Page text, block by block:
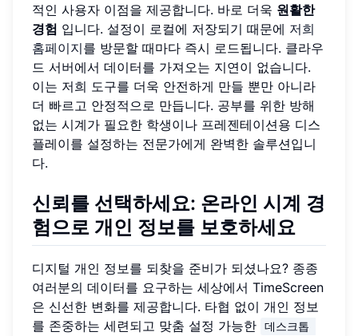
적인 사용자 이점을 제공합니다. 바로 더욱 원활한
경험 입니다. 설정이 로컬에 저장되기 때문에 저희
홈페이지를 방문할 때마다 즉시 로드됩니다. 클라우
드 서버에서 데이터를 가져오는 지연이 없습니다.
이는 저희 도구를 더욱 안전하게 만들 뿐만 아니라
더 빠르고 안정적으로 만듭니다. 공부를 위한 방해
없는 시계가 필요한 학생이나 프레젠테이션용 디스
플레이를 설정하는 전문가에게 완벽한 솔루션입니
다.
신뢰를 선택하세요: 온라인 시계 경
험으로 개인 정보를 보호하세요
디지털 개인 정보를 되찾을 준비가 되셨나요? 종종
여러분의 데이터를 요구하는 세상에서 TimeScreen
은 신선한 변화를 제공합니다. 타협 없이 개인 정보
를 존중하는 세련되고 맞춤 설정 가능한
데스크톱